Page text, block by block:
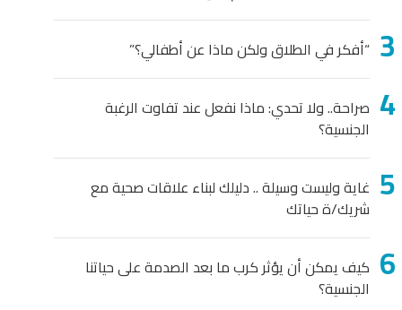
“أفكر في الطلاق ولكن ماذا عن أطفالي؟”
صراحة.. ولا تحدي: ماذا نفعل عند تفاوت الرغبة
الجنسية؟
غاية وليست وسيلة .. دليلك لبناء علاقات صحية مع
شريك/ة حياتك
كيف يمكن أن يؤثر كرب ما بعد الصدمة على حياتنا
الجنسية؟